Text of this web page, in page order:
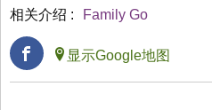
相关介绍 :
Family Go
显示Google地图